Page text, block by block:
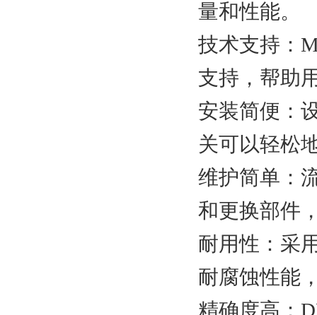
量和性能。
技术支持：
支持，帮助
安装简便：
关可以轻松
维护简单：
和更换部件
耐用性：采
耐腐蚀性能
精确度高：